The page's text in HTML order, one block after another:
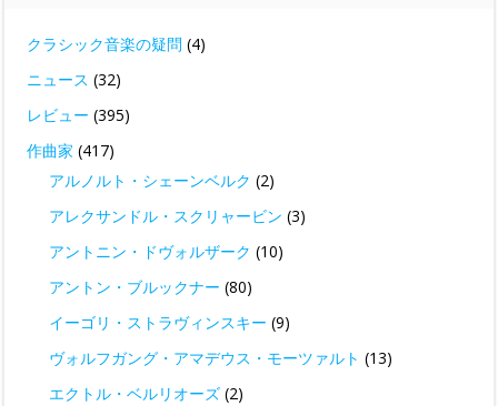
クラシック音楽の疑問 (4)
ニュース (32)
レビュー (395)
作曲家 (417)
アルノルト・シェーンベルク (2)
アレクサンドル・スクリャービン (3)
アントニン・ドヴォルザーク (10)
アントン・ブルックナー (80)
イーゴリ・ストラヴィンスキー (9)
ヴォルフガング・アマデウス・モーツァルト (13)
エクトル・ベルリオーズ (2)